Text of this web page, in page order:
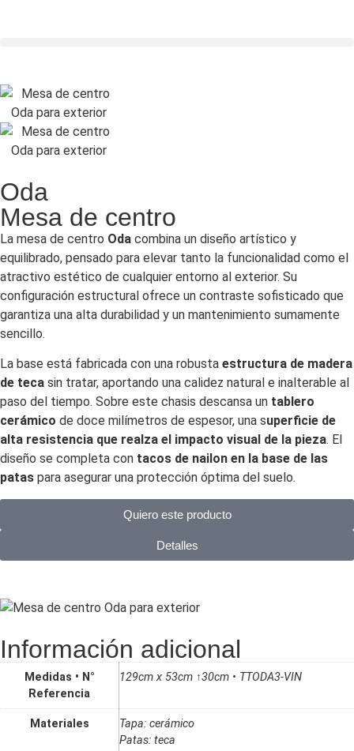
Oda
Mesa de centro
La mesa de centro Oda combina un diseño artístico y
equilibrado, pensado para elevar tanto la funcionalidad como el
atractivo estético de cualquier entorno al exterior. Su
configuración estructural ofrece un contraste sofisticado que
garantiza una alta durabilidad y un mantenimiento sumamente
sencillo.
La base está fabricada con una robusta estructura de madera
de teca sin tratar, aportando una calidez natural e inalterable al
paso del tiempo. Sobre este chasis descansa un tablero
cerámico de doce milímetros de espesor, una superficie de
alta resistencia que realza el impacto visual de la pieza. El
diseño se completa con tacos de nailon en la base de las
patas para asegurar una protección óptima del suelo.
Quiero este producto
Detalles
Información adicional
Medidas • N°
Referencia
129cm x 53cm ↑30cm • TTODA3-VIN
Materiales
Tapa: cerámico
Patas: teca